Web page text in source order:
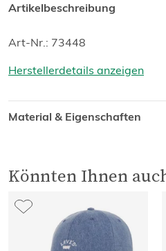
Artikelbeschreibung
Art-Nr.: 73448
Herstellerdetails anzeigen
Material & Eigenschaften
Könnten Ihnen